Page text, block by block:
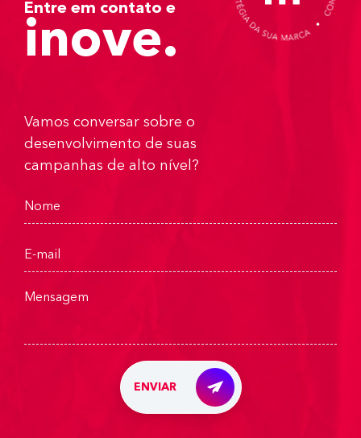
Entre em contato e
inove.
Vamos conversar sobre o
desenvolvimento de suas
campanhas de alto nível?
ENVIAR